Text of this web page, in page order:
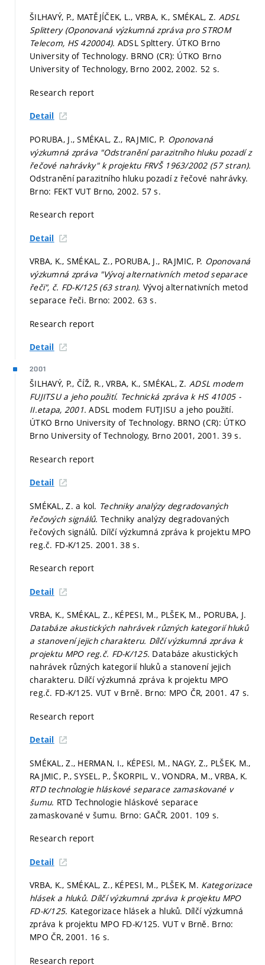
ŠILHAVÝ, P., MATĚJÍČEK, L., VRBA, K., SMÉKAL, Z. ADSL
Splittery (Oponovaná výzkumná zpráva pro STROM
Telecom, HS 420004). ADSL Splttery. ÚTKO Brno
University of Technology. BRNO (CR): ÚTKO Brno
University of Technology, Brno 2002, 2002. 52 s.
Research report
Detail
PORUBA, J., SMÉKAL, Z., RAJMIC, P. Oponovaná
výzkumná zpráva "Odstranění parazitního hluku pozadí z
řečové nahrávky" k projektu FRVŠ 1963/2002 (57 stran).
Odstranění parazitního hluku pozadí z řečové nahrávky.
Brno: FEKT VUT Brno, 2002. 57 s.
Research report
Detail
VRBA, K., SMÉKAL, Z., PORUBA, J., RAJMIC, P. Oponovaná
výzkumná zpráva "Vývoj alternativních metod separace
řeči", č. FD-K/125 (63 stran). Vývoj alternativních metod
separace řeči. Brno: 2002. 63 s.
Research report
Detail
2001
ŠILHAVÝ, P., ČÍŽ, R., VRBA, K., SMÉKAL, Z.ADSL modem
FUJITSU a jeho použití. Technická zpráva k HS 41005 -
II.etapa, 2001.ADSL modem FUTJISU a jeho použití.
ÚTKO Brno University of Technology. BRNO (CR): ÚTKO
Brno University of Technology, Brno 2001, 2001. 39 s.
Research report
Detail
SMÉKAL, Z. a kol. Techniky analýzy degradovaných
řečových signálů.Techniky analýzy degradovaných
řečových signálů. Dílčí výzkumná zpráva k projektu MPO
reg.č. FD-K/125. 2001. 38 s.
Research report
Detail
VRBA, K., SMÉKAL, Z., KÉPESI, M., PLŠEK, M., PORUBA, J.
Databáze akustických nahrávek různých kategorií hluků
a stanovení jejich charakteru. Dílčí výzkumná zpráva k
projektu MPO reg.č. FD-K/125. Databáze akustických
nahrávek různých kategorií hluků a stanovení jejich
charakteru. Dílčí výzkumná zpráva k projektu MPO
reg.č. FD-K/125. VUT v Brně. Brno: MPO ČR, 2001. 47 s.
Research report
Detail
SMÉKAL, Z., HERMAN, I., KÉPESI, M., NAGY, Z., PLŠEK, M.,
RAJMIC, P., SYSEL, P., ŠKORPIL, V., VONDRA, M., VRBA, K.
RTD technologie hláskové separace zamaskované v
šumu. RTD Technologie hláskové separace
zamaskované v šumu. Brno: GAČR, 2001. 109 s.
Research report
Detail
VRBA, K., SMÉKAL, Z., KÉPESI, M., PLŠEK, M. Kategorizace
hlásek a hluků. Dílčí výzkumná zpráva k projektu MPO
FD-K/125. Kategorizace hlásek a hluků. Dílčí výzkumná
zpráva k projektu MPO FD-K/125. VUT v Brně. Brno:
MPO ČR, 2001. 16 s.
Research report